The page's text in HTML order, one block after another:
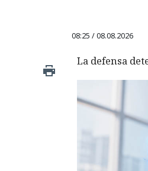
08:25 / 08.08.2026
La defensa